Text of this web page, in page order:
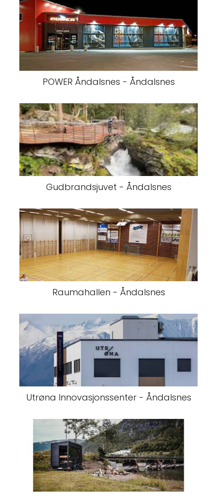
POWER Åndalsnes - Åndalsnes
Gudbrandsjuvet - Åndalsnes
Raumahallen - Åndalsnes
Utrøna Innovasjonssenter - Åndalsnes